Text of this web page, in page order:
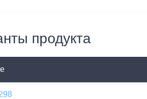
продукта